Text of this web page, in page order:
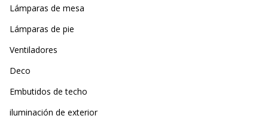
Lámparas de mesa
Lámparas de pie
Ventiladores
Deco
Embutidos de techo
iluminación de exterior